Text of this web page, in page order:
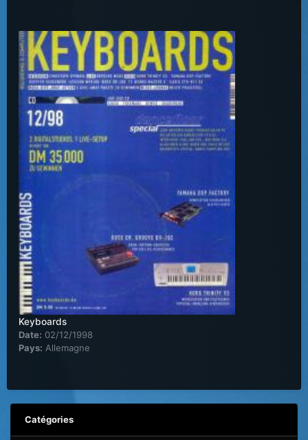
Keyboards
Date: 02/12/1998
Pays: Allemagne
Catégories